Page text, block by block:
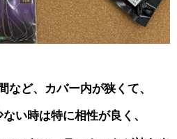
など、カバー内が狭くて、
い時は特に相性が良く、